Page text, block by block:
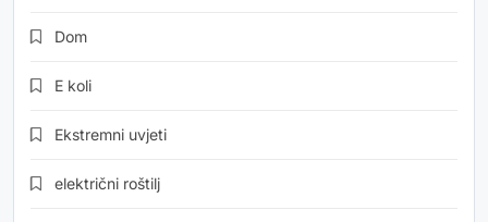
Dom
E koli
Ekstremni uvjeti
električni roštilj